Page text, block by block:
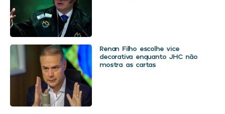
Renan Filho escolhe vice
decorativa enquanto JHC não
mostra as cartas